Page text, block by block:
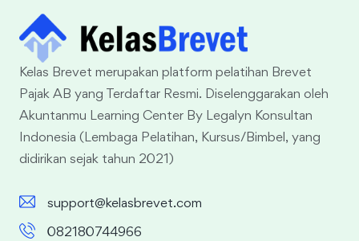
Kelas Brevet merupakan platform pelatihan Brevet
Pajak AB yang Terdaftar Resmi. Diselenggarakan oleh
Akuntanmu Learning Center By Legalyn Konsultan
Indonesia (Lembaga Pelatihan, Kursus/Bimbel, yang
didirikan sejak tahun 2021)
support@kelasbrevet.com
082180744966